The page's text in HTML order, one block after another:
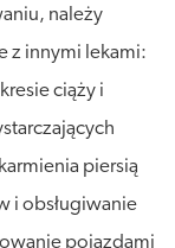
należy
z innymi lekami:
ciąży i
piersią
i obsługiwanie
pojazdami